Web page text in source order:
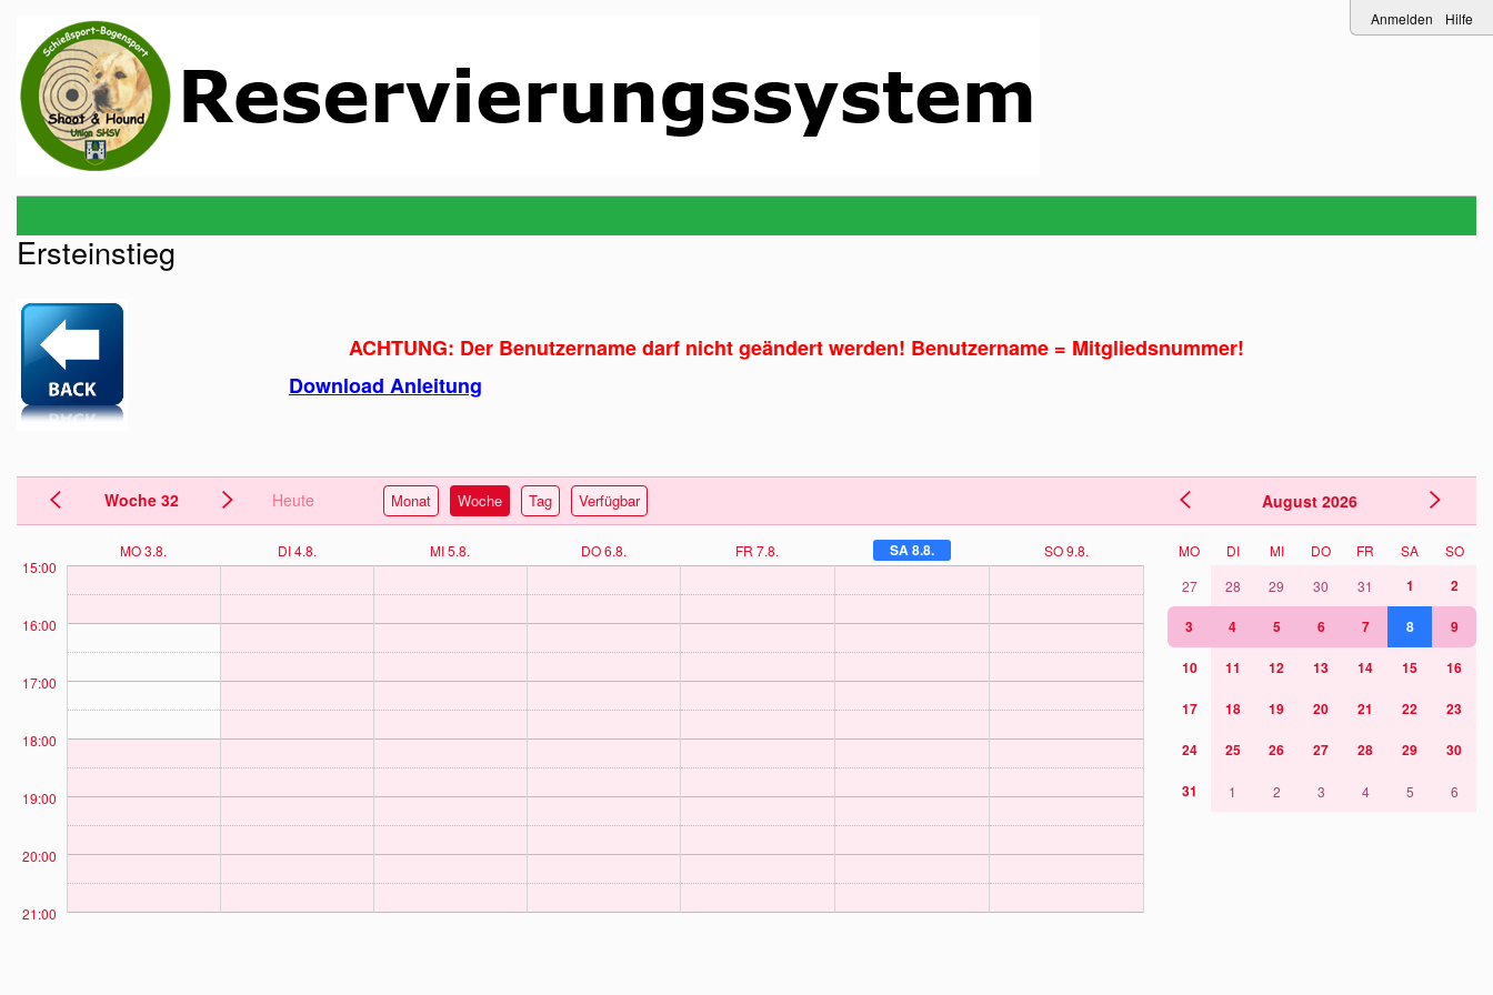
Anmelden Hilfe
Ersteinstieg
ACHTUNG: Der Benutzername darf nicht geändert werden! Benutzername = Mitgliedsnummer!
Download Anleitung
August 2026
MO DI MI DO FR SA
SO
27
28 29 30 31 1 2
3 4 5 6 7 8 9
10 11 12 13 14 15 16
17 18 19 20 21 22 23
24 25 26 27 28 29 30
31 1 2 3 4 5 6
Woche 32 Heute Monat Woche Tag Verfügbar
MO 3.8. DI 4.8. MI 5.8. DO 6.8. FR 7.8. SA 8.8.
SO 9.8.
15:00
16:00
17:00
18:00
19:00
20:00
21:00